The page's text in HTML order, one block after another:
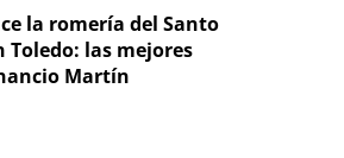
la romería del Santo
Toledo: las mejores
Martín